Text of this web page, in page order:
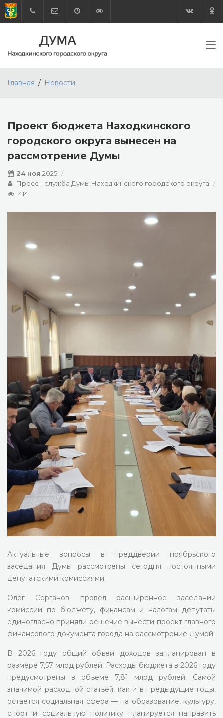
Главная Новости
Проект бюджета Находкинского
городского округа вынесен на
рассмотрение Думы
24 ноя 2025
Пресс - служба Думы Находкинского городского округа
414
Актуальные вопросы в преддверии ноябрьского
заседания Думы рассмотрены сегодня постоянными
депутатскими комиссиями.
Олег Серганов провел расширенное заседании
комиссии по бюджету, финансам и налогам депутаты
единогласно приняли решение вынести проект главного
финансового документа города на рассмотрение Думой.
В 2026 году общий объем доходов запланирован в
размере 7,57 млрд рублей. Расходы бюджета в 2026 году
предусмотрены в объеме 7,81 млрд рублей. Самой
значимой расходной статьей, как и в предыдущие годы,
остается социальная сфера — на образование, культуру,
спорт и социальную политику планируется направить